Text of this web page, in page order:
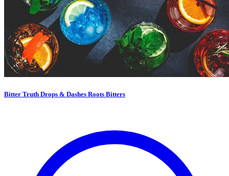
Bitter Truth Drops & Dashes Roots Bitters